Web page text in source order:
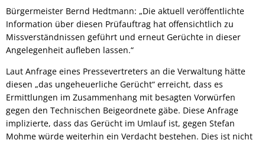
Bürgermeister Bernd Hedtmann: „Die aktuell veröffentlichte
Information über diesen Prüfauftrag hat offensichtlich zu
Missverständnissen geführt und erneut Gerüchte in dieser
Angelegenheit aufleben lassen.“
Laut Anfrage eines Pressevertreters an die Verwaltung hätte
diesen „das ungeheuerliche Gerücht“ erreicht, dass es
Ermittlungen im Zusammenhang mit besagten Vorwürfen
gegen den Technischen Beigeordnete gäbe. Diese Anfrage
implizierte, dass das Gerücht im Umlauf ist, gegen Stefan
Mohme würde weiterhin ein Verdacht bestehen. Dies ist nicht